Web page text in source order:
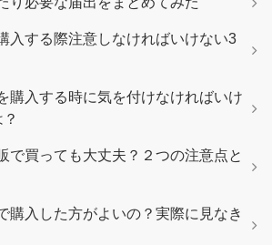
入する際注意しなければいけない3
購入する時に気を付けなければいけ
で買っても大丈夫？２つの注意点と
購入した方がよいの？実際に見なき